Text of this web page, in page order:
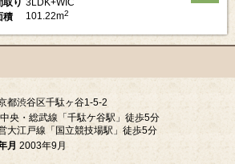
取り 3LDK+WIC
積
101.22m2
都渋谷区千駄ヶ谷1-5-2
央・総武線「千駄ケ谷駅」徒歩5分
大江戸線「国立競技場駅」徒歩5分
月 2003年9月